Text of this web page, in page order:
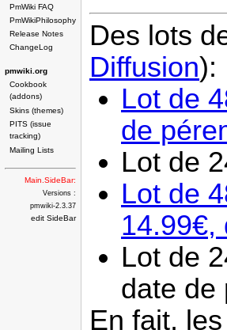
PmWiki FAQ
PmWikiPhilosophy
Release Notes
ChangeLog
pmwiki.org
Cookbook
(addons)
Skins (themes)
PITS (issue
tracking)
Mailing Lists
Main.SideBar:
Versions :
pmwiki-2.3.37
edit SideBar
Des lots
Diffusion):
Lot de
de
Lot de
Lot de
14.99€,
Lot de
date de
En fait,